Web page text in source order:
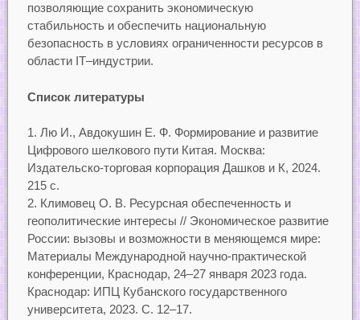
позволяющие сохранить экономическую
стабильность и обеспечить национальную
безопасность в условиях ограниченности ресурсов в
области IT–индустрии.
Список литературы
Лю И., Авдокушин Е. Ф. Формирование и развитие
Цифрового шелкового пути Китая. Москва:
Издательско-торговая корпорация Дашков и К, 2024.
215 с.
Климовец О. В. Ресурсная обеспеченность и
геополитические интересы // Экономическое развитие
России: вызовы и возможности в меняющемся мире:
Материалы Международной научно-практической
конференции, Краснодар, 24–27 января 2023 года.
Краснодар: ИПЦ Кубанского государственного
университета, 2023. С. 12–17.